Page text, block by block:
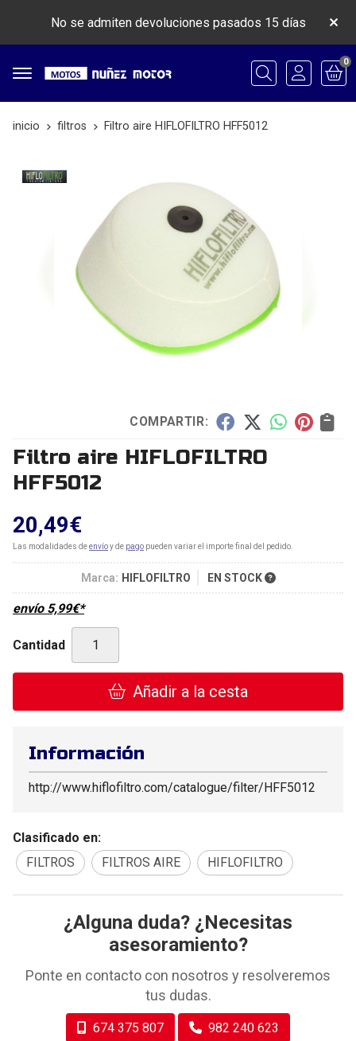
No se admiten devoluciones pasados 15 días
Buscar
0
inicio filtros Filtro aire HIFLOFILTRO HFF5012
COMPARTIR:
Filtro aire HIFLOFILTRO
HFF5012
20,49€
Las modalidades deenvíoy de pago pueden variar el importe final del pedido.
Marca: HIFLOFILTRO EN STOCK
envío 5,99€*
Cantidad
Añadir a la cesta
Información
http://www.hiflofiltro.com/catalogue/filter/HFF5012
Clasificado en:
FILTROS
FILTROS AIRE HIFLOFILTRO
¿Alguna duda? ¿Necesitas
asesoramiento?
Ponte en contacto con nosotros y resolveremos
tus dudas.
674 375 807 982 240 623